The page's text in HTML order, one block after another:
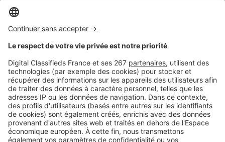
Réglementations
Reprise du bail HLM de vos
parents : dans quels cas est-ce
réellement possible ?
Image
Copropriété
Copropriété : et si c'était le bon
moment pour changer
d'ascenseur ?